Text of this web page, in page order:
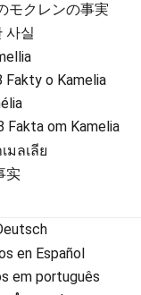
クレンの事実
실
o Kamelia
om Kamelia
มลเลีย
实
en Español
português